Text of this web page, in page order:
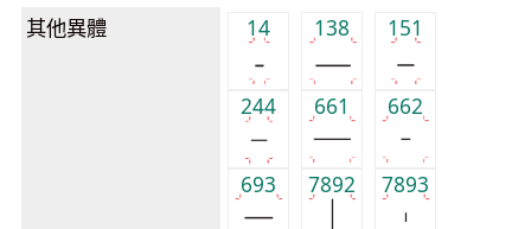
其他異體 14 138 151
244 661 662
693 7892 7893